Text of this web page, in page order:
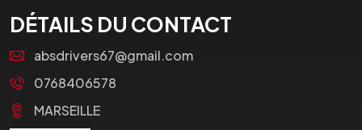
DÉTAILS DU CONTACT
absdrivers67@gmail.com
0768406578
MARSEILLE